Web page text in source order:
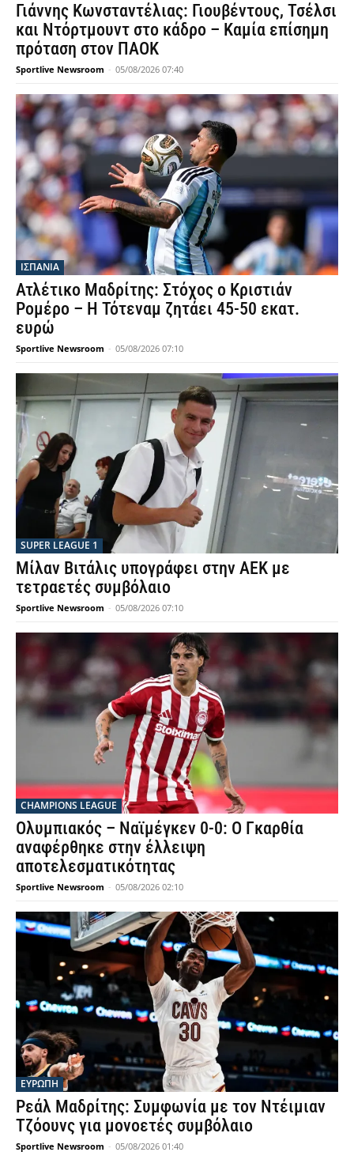
Γιάννης Κωνσταντέλιας: Γιουβέντους, Τσέλσι
και Ντόρτμουντ στο κάδρο – Καμία επίσημη
πρόταση στον ΠΑΟΚ
Sportlive Newsroom - 05/08/2026 07:40
ΙΣΠΑΝΙΑ
Ατλέτικο Μαδρίτης: Στόχος ο Κριστιάν
Ρομέρο – Η Τότεναμ ζητάει 45-50 εκατ.
ευρώ
Sportlive Newsroom - 05/08/2026 07:10
SUPER LEAGUE 1
Μίλαν Βιτάλις υπογράφει στην ΑΕΚ με
τετραετές συμβόλαιο
Sportlive Newsroom - 05/08/2026 07:10
CHAMPIONS LEAGUE
Ολυμπιακός – Ναϊμέγκεν 0-0: Ο Γκαρθία
αναφέρθηκε στην έλλειψη
αποτελεσματικότητας
Sportlive Newsroom - 05/08/2026 02:10
ΕΥΡΩΠΗ
Ρεάλ Μαδρίτης: Συμφωνία με τον Ντέιμιαν
Τζόουνς για μονοετές συμβόλαιο
Sportlive Newsroom - 05/08/2026 01:40